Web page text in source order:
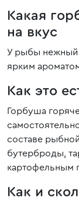
Какая
на вкус
У рыбы нежный,
ярким
Как это
Горбуша
составе
бутерброды,
картофельным
Как и